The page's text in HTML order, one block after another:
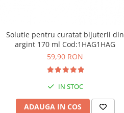
Solutie pentru curatat bijuterii din
argint 170 ml Cod:1HAG1HAG
59,90 RON
IN STOC
ADAUGA IN COS